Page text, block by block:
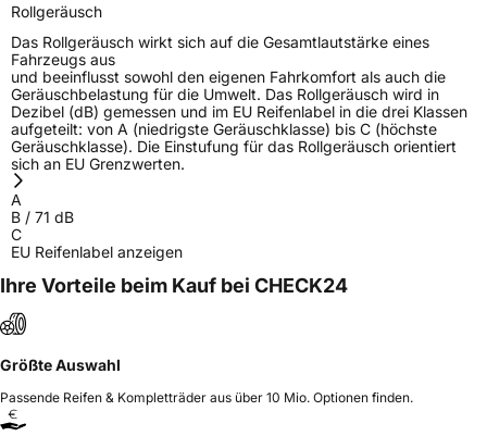
EPREL ID 1946747
Allgemeine Produktsicherheit (GPSR)
HerstellerkontaktPOWERTRAC, Qingdao China,
skysun@powertractyre.com
Verantwortliche
in der EU
corrado bergagna, Qingdao China,
Rollgeräusch
Das Rollgeräusch wirkt sich auf die Gesamtlautstärke eines
Fahrzeugs aus
und beeinflusst sowohl den eigenen Fahrkomfort als auch die
Geräuschbelastung für die Umwelt. Das Rollgeräusch wird in
Dezibel (dB) gemessen und im EU Reifenlabel in die drei Klassen
aufgeteilt: von A (niedrigste Geräuschklasse) bis C (höchste
Geräuschklasse). Die Einstufung für das Rollgeräusch orientiert
sich an EU Grenzwerten.
A
B / 71 dB
C
EU Reifenlabel anzeigen
Ihre Vorteile beim Kauf bei CHECK24
Größte Auswahl
Passende Reifen & Kompletträder aus über 10 Mio. Optionen finden.